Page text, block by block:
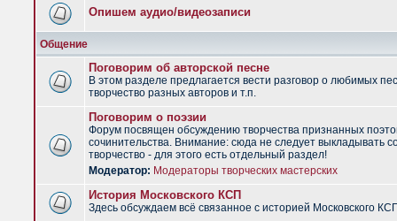
Опишем аудио/видеозаписи
Общение
Поговорим об авторской песне
В этом разделе предлагается вести разговор о любимых
творчество разных авторов и т.п.
Поговорим о поэзии
Форум посвящен обсуждению творчества признанных
сочинительства. Внимание: сюда не следует выкладывать
творчество - для этого есть отдельный раздел!
Модератор: Модераторы творческих мастерских
История Московского КСП
Здесь обсуждаем всё связанное с историей Московского